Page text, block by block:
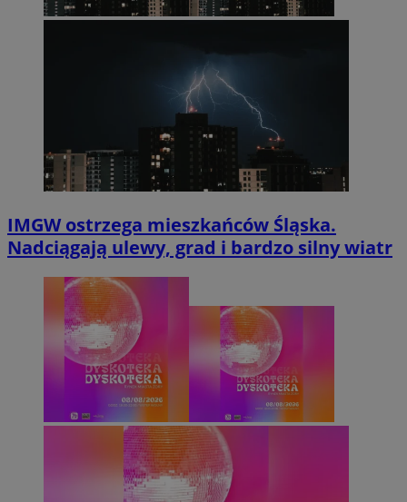
IMGW ostrzega mieszkańców Śląska.
Nadciągają ulewy, grad i bardzo silny wiatr